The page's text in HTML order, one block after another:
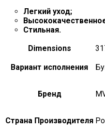
Легкий уход;
Стильная.
Dimensions
Вариант исполнения
Бренд
Страна Производителя